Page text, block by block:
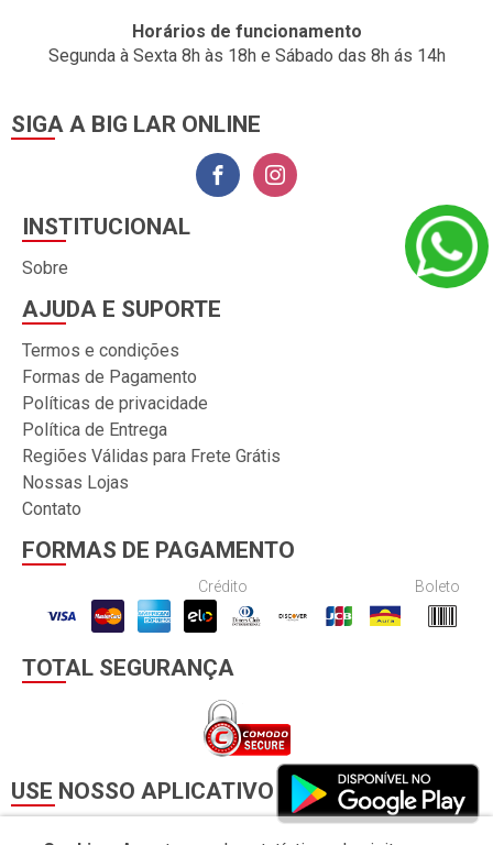
Horários de funcionamento
Segunda à Sexta 8h às 18h e Sábado das 8h ás 14h
SIGA A BIG LAR ONLINE
INSTITUCIONAL
Sobre
AJUDA E SUPORTE
Termos e condições
Formas de Pagamento
Políticas de privacidade
Política de Entrega
Regiões Válidas para Frete Grátis
Nossas Lojas
Contato
FORMAS DE PAGAMENTO
Crédito Boleto
TOTAL SEGURANÇA
USE NOSSO APLICATIVO